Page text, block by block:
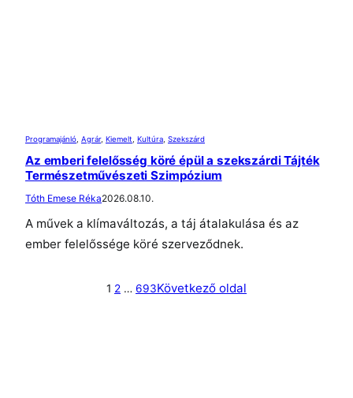
Programajánló Agrár, Kiemelt Kultúra Szekszárd
Az emberi felelősség köré épül a szekszárdi Tájték
Természetművészeti Szimpózium
Tóth Emese Réka2026.08.10.
A művek a klímaváltozás, a táj átalakulása és az
ember felelőssége köré szerveződnek.
1 2 … 693Következő oldal